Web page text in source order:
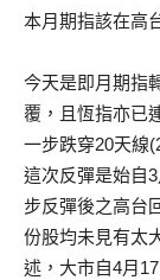
本月期指該在高
今天是即月期指
覆，且恆指亦已
一步跌穿20天線
這次反彈是始自
步反彈後之高台
份股均未見有太
述，大市自4月